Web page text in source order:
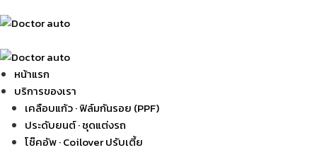
หน้าแรก
บริการของเรา
เคลือบแก้ว · ฟิล์มกันรอย (PPF)
ประดับยนต์ · ชุดแต่งรถ
โช๊คอัพ · Coilover ปรับเตี้ย